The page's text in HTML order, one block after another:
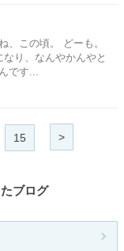
、この頃。 どーも。
り、なんやかんやと
です...
15 >
ブログ